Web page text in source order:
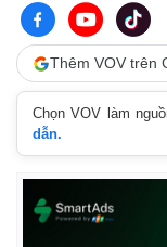
Thêm VOV trên
Chọn VOV làm
dẫn.